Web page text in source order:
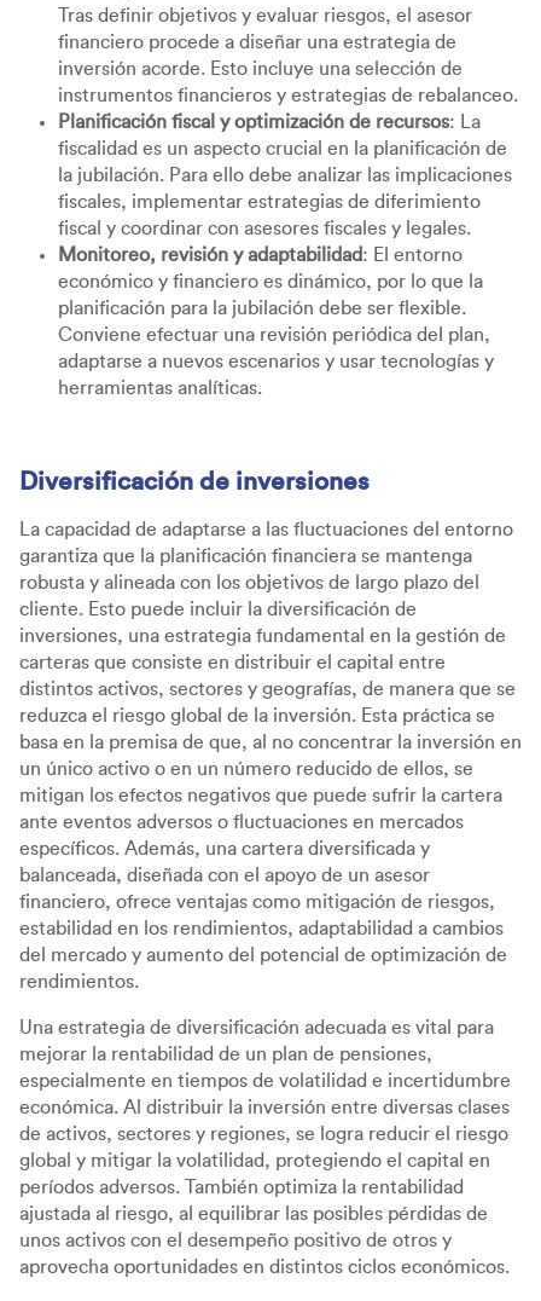
Tras definir objetivos y evaluar riesgos, el asesor
financiero procede a diseñar una estrategia de
inversión acorde. Esto incluye una selección de
instrumentos financieros y estrategias de rebalanceo.
Planificación fiscal y optimización de recursos: La
fiscalidad es un aspecto crucial en la planificación de
la jubilación. Para ello debe analizar las implicaciones
fiscales, implementar estrategias de diferimiento
fiscal y coordinar con asesores fiscales y legales.
Monitoreo, revisión y adaptabilidad: El entorno
económico y financiero es dinámico, por lo que la
planificación para la jubilación debe ser flexible.
Conviene efectuar una revisión periódica del plan,
adaptarse a nuevos escenarios y usar tecnologías y
herramientas analíticas.
Diversificación de inversiones
La capacidad de adaptarse a las fluctuaciones del entorno
garantiza que la planificación financiera se mantenga
robusta y alineada con los objetivos de largo plazo del
cliente. Esto puede incluir la diversificación de
inversiones, una estrategia fundamental en la gestión de
carteras que consiste en distribuir el capital entre
distintos activos, sectores y geografías, de manera que se
reduzca el riesgo global de la inversión. Esta práctica se
basa en la premisa de que, al no concentrar la inversión en
un único activo o en un número reducido de ellos, se
mitigan los efectos negativos que puede sufrir la cartera
ante eventos adversos o fluctuaciones en mercados
específicos. Además, una cartera diversificada y
balanceada, diseñada con el apoyo de un asesor
financiero, ofrece ventajas como mitigación de riesgos,
estabilidad en los rendimientos, adaptabilidad a cambios
del mercado y aumento del potencial de optimización de
rendimientos.
Una estrategia de diversificación adecuada es vital para
mejorar la rentabilidad de un plan de pensiones,
especialmente en tiempos de volatilidad e incertidumbre
económica. Al distribuir la inversión entre diversas clases
de activos, sectores y regiones, se logra reducir el riesgo
global y mitigar la volatilidad, protegiendo el capital en
períodos adversos. También optimiza la rentabilidad
ajustada al riesgo, al equilibrar las posibles pérdidas de
unos activos con el desempeño positivo de otros y
aprovecha oportunidades en distintos ciclos económicos.